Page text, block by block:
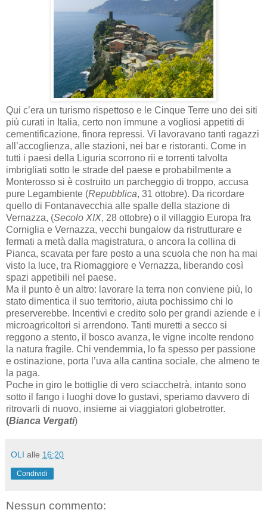
Qui c’era un turismo rispettoso e le Cinque Terre uno dei siti
più curati in Italia, certo non immune a vogliosi appetiti di
cementificazione, finora repressi. Vi lavoravano tanti ragazzi
all’accoglienza, alle stazioni, nei bar e ristoranti. Come in
tutti i paesi della Liguria scorrono rii e torrenti talvolta
imbrigliati sotto le strade del paese e probabilmente a
Monterosso si è costruito un parcheggio di troppo, accusa
pure Legambiente (Repubblica, 31 ottobre). Da ricordare
quello di Fontanavecchia alle spalle della stazione di
Vernazza, (Secolo XIX, 28 ottobre) o il villaggio Europa fra
Corniglia e Vernazza, vecchi bungalow da ristrutturare e
fermati a metà dalla magistratura, o ancora la collina di
Pianca, scavata per fare posto a una scuola che non ha mai
visto la luce, tra Riomaggiore e Vernazza, liberando così
spazi appetibili nel paese.
Ma il punto è un altro: lavorare la terra non conviene più, lo
stato dimentica il suo territorio, aiuta pochissimo chi lo
preserverebbe. Incentivi e credito solo per grandi aziende e i
microagricoltori si arrendono. Tanti muretti a secco si
reggono a stento, il bosco avanza, le vigne incolte rendono
la natura fragile. Chi vendemmia, lo fa spesso per passione
e ostinazione, porta l’uva alla cantina sociale, che almeno te
la paga.
Poche in giro le bottiglie di vero sciacchetrà, intanto sono
sotto il fango i luoghi dove lo gustavi, speriamo davvero di
ritrovarli di nuovo, insieme ai viaggiatori globetrotter.
(Bianca Vergati)
OLI alle 16:20
Condividi
Nessun commento: